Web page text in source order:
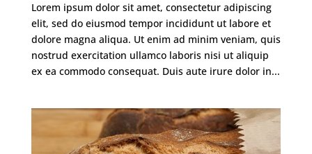
Lorem ipsum dolor sit amet, consectetur adipiscing
elit, sed do eiusmod tempor incididunt ut labore et
dolore magna aliqua. Ut enim ad minim veniam, quis
nostrud exercitation ullamco laboris nisi ut aliquip
ex ea commodo consequat. Duis aute irure dolor in...